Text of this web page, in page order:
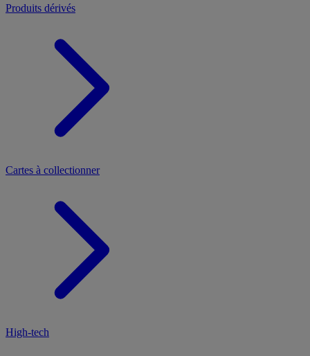
Produits dérivés
Cartes à collectionner
High-tech